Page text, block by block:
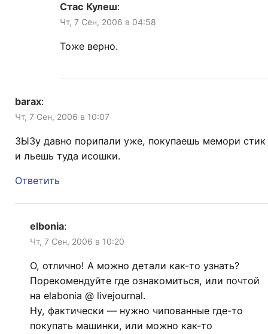
Стас Кулеш:
Чт, 7 Сен, 2006 в 04:58
Тоже верно.
barax:
Чт, 7 Сен, 2006 в 10:07
ЗЫЗу давно порипали уже, покупаешь мемори стик
и льешь туда исошки.
Ответить
elbonia:
Чт, 7 Сен, 2006 в 10:20
О, отлично! А можно детали как-то узнать?
Порекомендуйте где ознакомиться, или почтой
на elabonia @ livejournal.
Ну, фактически — нужно чипованные где-то
покупать машинки, или можно как-то